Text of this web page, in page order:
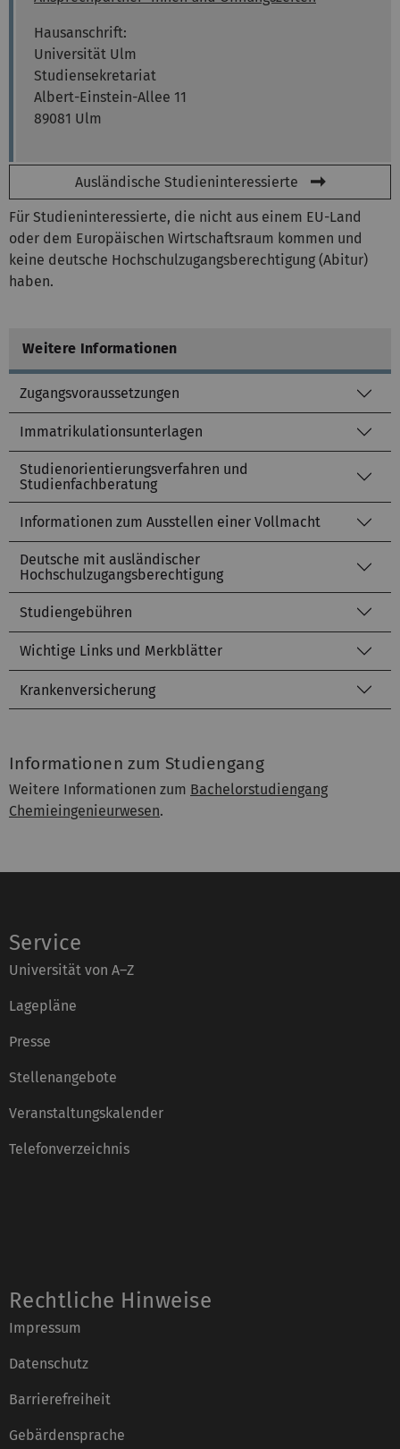
Hausanschrift:
Universität Ulm
Studiensekretariat
Albert-Einstein-Allee 11
89081 Ulm
Ausländische Studieninteressierte
Für Studieninteressierte, die nicht aus einem EU-Land
oder dem Europäischen Wirtschaftsraum kommen und
keine deutsche Hochschulzugangsberechtigung (Abitur)
haben.
Weitere Informationen
Zugangsvoraussetzungen
Immatrikulationsunterlagen
Studienorientierungsverfahren und
Studienfachberatung
Informationen zum Ausstellen einer Vollmacht
Deutsche mit ausländischer
Hochschulzugangsberechtigung
Studiengebühren
Wichtige Links und Merkblätter
Krankenversicherung
Informationen zum Studiengang
Weitere Informationen zum Bachelorstudiengang
Chemieingenieurwesen.
Service
Universität von A–Z
Lagepläne
Presse
Stellenangebote
Veranstaltungskalender
Telefonverzeichnis
Rechtliche Hinweise
Impressum
Datenschutz
Barrierefreiheit
Gebärdensprache